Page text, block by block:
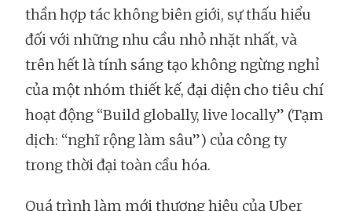
thần hợp tác không biên giới, sự thấu hiểu
đối với những nhu cầu nhỏ nhặt nhất, và
trên hết là tính sáng tạo không ngừng nghỉ
của một nhóm thiết kế, đại diện cho tiêu chí
hoạt động “Build globally, live locally” (Tạm
dịch: “nghĩ rộng làm sâu”) của công ty
trong thời đại toàn cầu hóa.
Quá trình làm mới thương hiệu của Uber